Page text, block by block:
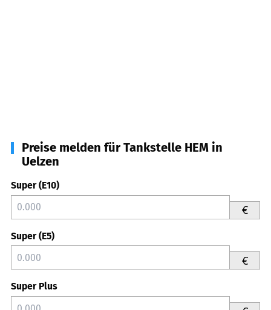
Preise melden für Tankstelle HEM in
Uelzen
Super (E10)
€
Super (E5)
€
Super Plus